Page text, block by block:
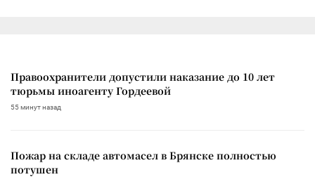
Правоохранители допустили наказание до 10 лет
тюрьмы иноагенту Гордеевой
55 минут назад
Пожар на складе автомасел в Брянске полностью
потушен